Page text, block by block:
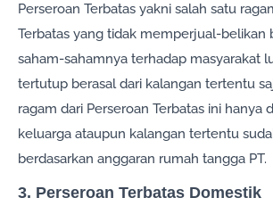
Perseroan Terbatas yakni salah satu
Terbatas yang tidak memperjual-belikan
saham-sahamnya terhadap masyarakat
tertutup berasal dari kalangan tertentu
ragam dari Perseroan Terbatas ini hanya
keluarga ataupun kalangan tertentu
berdasarkan anggaran rumah tangga PT.
3. Perseroan Terbatas Domestik